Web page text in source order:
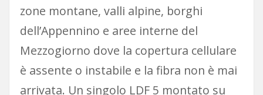
zone montane, valli alpine, borghi
dell’Appennino e aree interne del
Mezzogiorno dove la copertura cellulare
è assente o instabile e la fibra non è mai
arrivata. Un singolo LDF 5 montato su